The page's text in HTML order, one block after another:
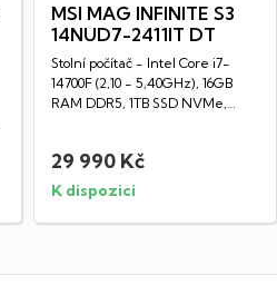
MSI MAG INFINITE S3
14NUD7-2411IT DT
Stolní počítač - Intel Core i7-
14700F (2,10 - 5,40GHz), 16GB
RAM DDR5, 1TB SSD NVMe,
29 990 Kč
K dispozici